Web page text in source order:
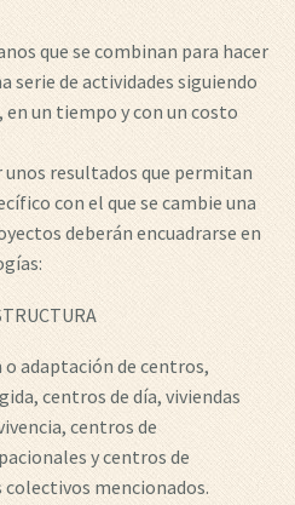
que se combinan para hacer
serie de actividades siguiendo
un tiempo y con un costo
resultados que permitan
con el que se cambie una
deberán encuadrarse en
adaptación de centros,
centros de día, viviendas
centros de
y centros de
mencionados.